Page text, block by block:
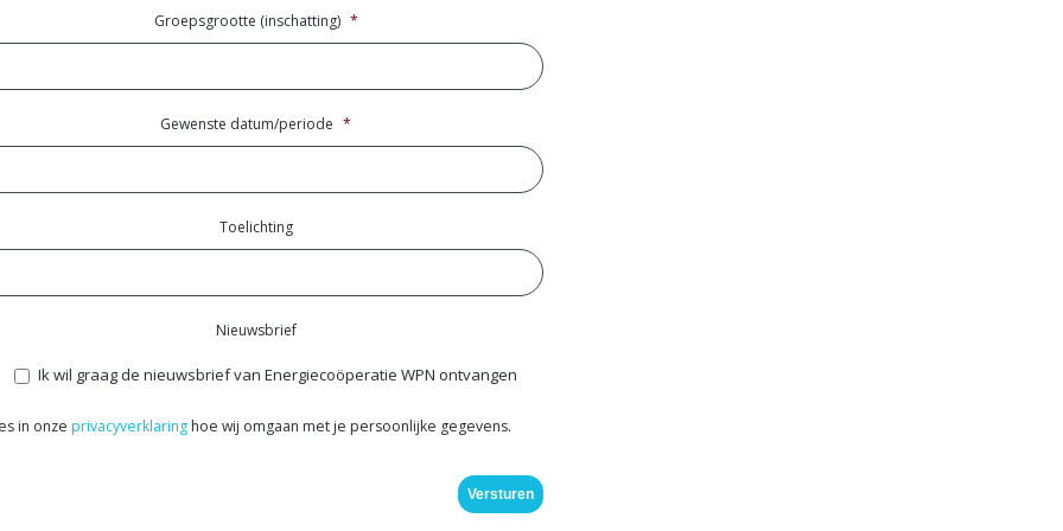
Groepsgrootte (inschatting) *
Gewenste datum/periode *
Toelichting
Nieuwsbrief
Ik wil graag de nieuwsbrief van Energiecoöperatie WPN ontvangen
in onzeprivacyverklaringhoe wij omgaan met je persoonlijke gegevens.